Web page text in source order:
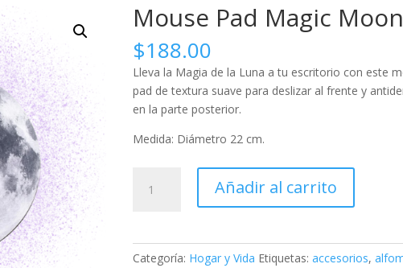
Mouse Pad Magic Moon
$188.00
Lleva la Magia de la Luna a tu escritorio con este
pad de textura suave para deslizar al frente y
en la parte posterior.
Medida: Diámetro 22 cm.
Pad
cantidad
Añadir al carrito
Categoría: Hogar y Vida Etiquetas:accesorios,